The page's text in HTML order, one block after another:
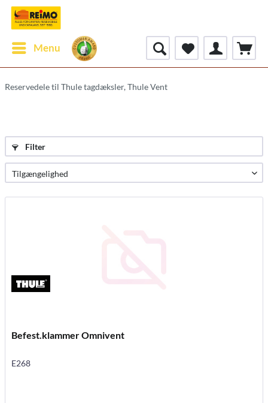
Menu
Reservedele til Thule tagdæksler, Thule Vent
Filter
Befest.klammer Omnivent
E268